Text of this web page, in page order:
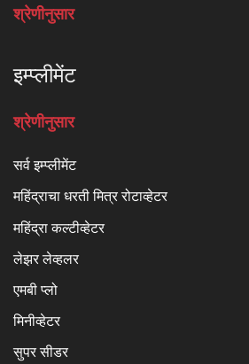
श्रेणीनुसार
इम्प्लीमेंट
श्रेणीनुसार
सर्व इम्प्लीमेंट
महिंद्राचा धरती मित्र रोटाव्हेटर
महिंद्रा कल्टीव्हेटर
लेझर लेव्हलर
एमबी प्लो
मिनीव्हेटर
सुपर सीडर